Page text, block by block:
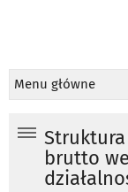
Menu główne
brutto